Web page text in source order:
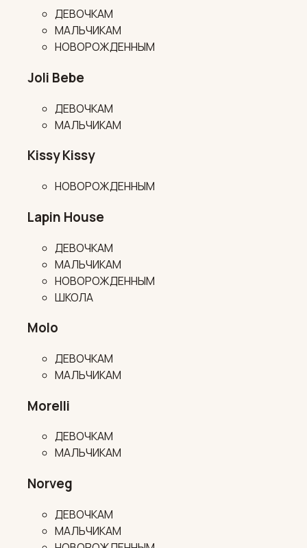
ДЕВОЧКАМ
МАЛЬЧИКАМ
НОВОРОЖДЕННЫМ
Joli Bebe
ДЕВОЧКАМ
МАЛЬЧИКАМ
Kissy Kissy
НОВОРОЖДЕННЫМ
Lapin House
ДЕВОЧКАМ
МАЛЬЧИКАМ
НОВОРОЖДЕННЫМ
ШКОЛА
Molo
ДЕВОЧКАМ
МАЛЬЧИКАМ
Morelli
ДЕВОЧКАМ
МАЛЬЧИКАМ
Norveg
ДЕВОЧКАМ
МАЛЬЧИКАМ